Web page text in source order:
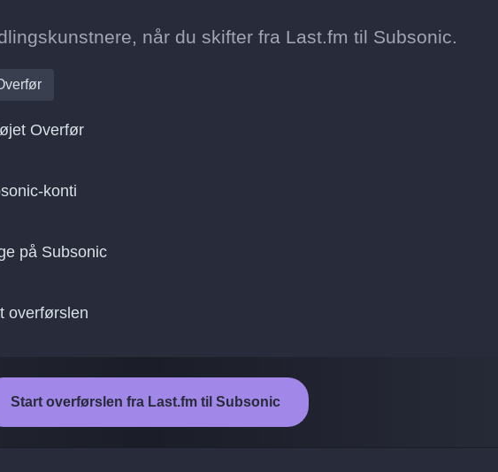
når du skifter fra Last.fm til Subsonic.
Overfør
konti
på Subsonic
overførslen
Start overførslen fra Last.fm til Subsonic